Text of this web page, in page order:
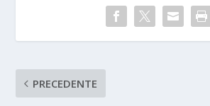
PRECEDENTE